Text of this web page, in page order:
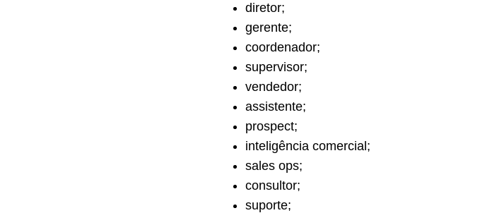
diretor;
gerente;
coordenador;
supervisor;
vendedor;
assistente;
prospect;
inteligência comercial;
sales ops;
consultor;
suporte;